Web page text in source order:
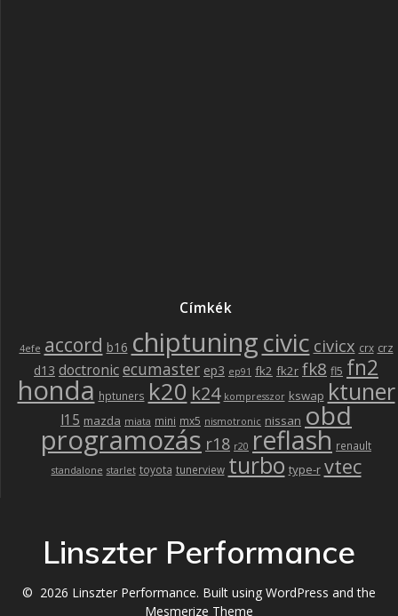
Címkék
4efe accord b16 chiptuningcivic civicx crx crz
d13 doctronicecumaster ep3 ep91 fk2 fk2r fk8 fl5 fn2
honda hptuners k20 k24 kompresszor kswap ktuner
l15 mazda miata mini mx5 nismotronic nissan obd
programozás r18 r20 reflash renault
standalone starlet toyota tunerview turbo type-r vtec
Linszter Performance
© 2026 Linszter Performance. Built using WordPress and the
Mesmerize Theme